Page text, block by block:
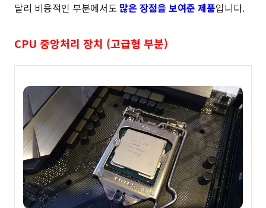
달리 비용적인 부분에서도 많은 장점을 보여준 제품입니다.
CPU 중앙처리 장치 (고급형 부분)